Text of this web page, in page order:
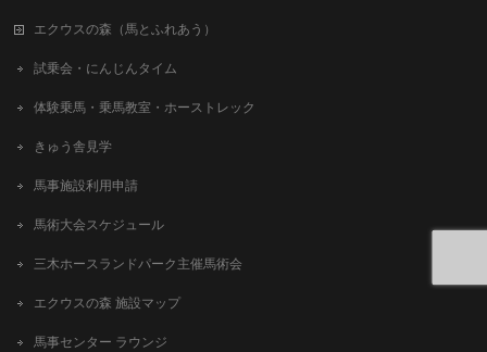
エクウスの森（馬とふれあう）
試乗会・にんじんタイム
体験乗馬・乗馬教室・ホーストレック
きゅう舎見学
馬事施設利用申請
馬術大会スケジュール
三木ホースランドパーク主催馬術会
エクウスの森 施設マップ
馬事センター ラウンジ